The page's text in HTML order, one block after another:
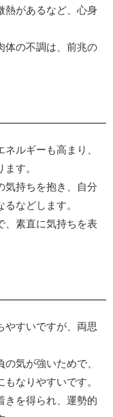
熱があるなど、心身
体の不調は、前兆の
ルギーも高まり、
す。
気持ちを抱き、自分
などします。
、素直に気持ちを表
やすいですが、両思
気が強いためで、
なりやすいです。
きを得られ、運勢的